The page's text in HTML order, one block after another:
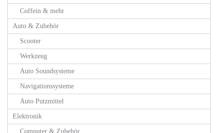
Coffein & mehr
Auto & Zubehör
Scooter
Werkzeug
Auto Soundsysteme
Navigationssysteme
Auto Putzmittel
Elektronik
Computer & Zubehör